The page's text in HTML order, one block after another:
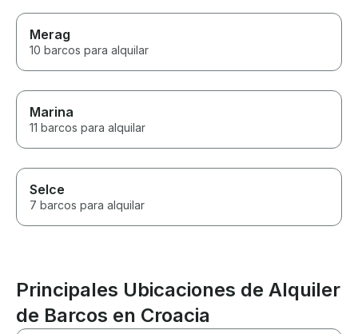
Merag
10 barcos para alquilar
Marina
11 barcos para alquilar
Selce
7 barcos para alquilar
Principales Ubicaciones de Alquiler
de Barcos en Croacia